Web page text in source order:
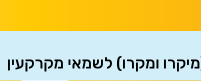
ומקרו) לשמאי מקרקעין